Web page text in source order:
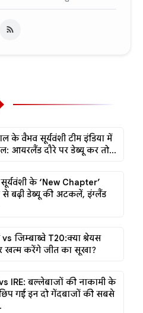
के वैभव सूर्यवंशी टीम इंडिया में
आयरलैंड दौरे पर डेब्यू कर तो...
के ‘New Chapter’
से बढ़ी डेब्यू की अटकलें, इंग्लैंड
vs जिम्बाब्वे T20:क्या श्रेयस
खत्म करेंगे जीत का सूखा?
IRE: बल्लेबाजों की नाकामी के
गई इन दो गेंदबाजों की सबसे